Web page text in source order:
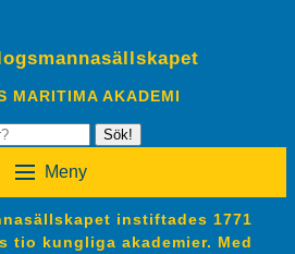
MARITIMA AKADEMI
Sök!
Meny
instiftades 1771
tio kungliga akademier. Med